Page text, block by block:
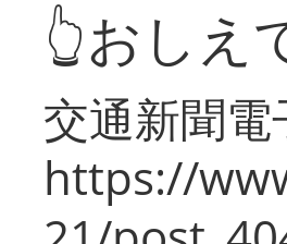
👆おし
交通新聞
https://